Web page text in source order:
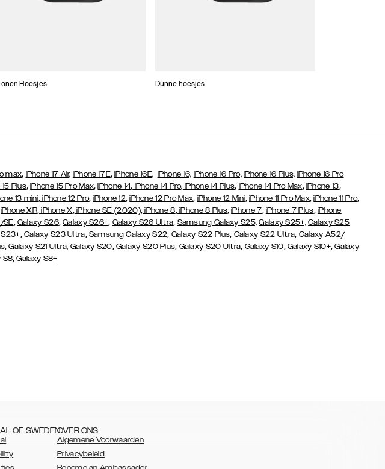
Hoesjes Dunne hoesjes
max, iPhone 17 Air, iPhone 17E,iPhone 16E, iPhone 16, iPhone 16 Pro, iPhone 16 Plus, iPhone 16 Pro
Plus,iPhone 15 Pro Max,iPhone 14, iPhone 14 Pro, iPhone 14 Plus, iPhone 14 Pro Max, iPhone 13,
13 mini,iPhone 12 Pro,iPhone 12,iPhone 12 Pro Max, iPhone 12 Mini, iPhone 11 Pro Max,iPhone 11 Pro,
iPhone XR,iPhone X,iPhone SE (2020),iPhone 8,iPhone 8 Plus,iPhone 7, iPhone 7 Plus, iPhone
SE, Galaxy S26,Galaxy S26+, Galaxy S26 Ultra, Samsung Galaxy S25, Galaxy S25+, Galaxy S25
, Galaxy S23 Ultra, Samsung Galaxy S22, Galaxy S22 Plus, Galaxy S22 Ultra, Galaxy A52/
,Galaxy S21 Ultra, Galaxy S20, Galaxy S20 Plus, Galaxy S20 Ultra, Galaxy S10, Galaxy S10+,Galaxy
S8,Galaxy S8+
OF SWEDENOVER ONS
Algemene Voorwaarden
Privacybeleid